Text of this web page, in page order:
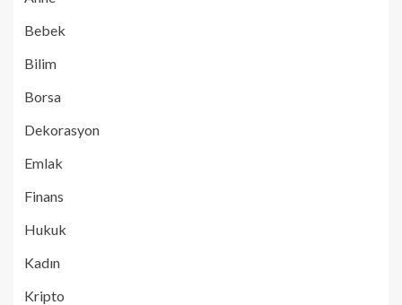
Bebek
Bilim
Borsa
Dekorasyon
Emlak
Finans
Hukuk
Kadın
Kripto